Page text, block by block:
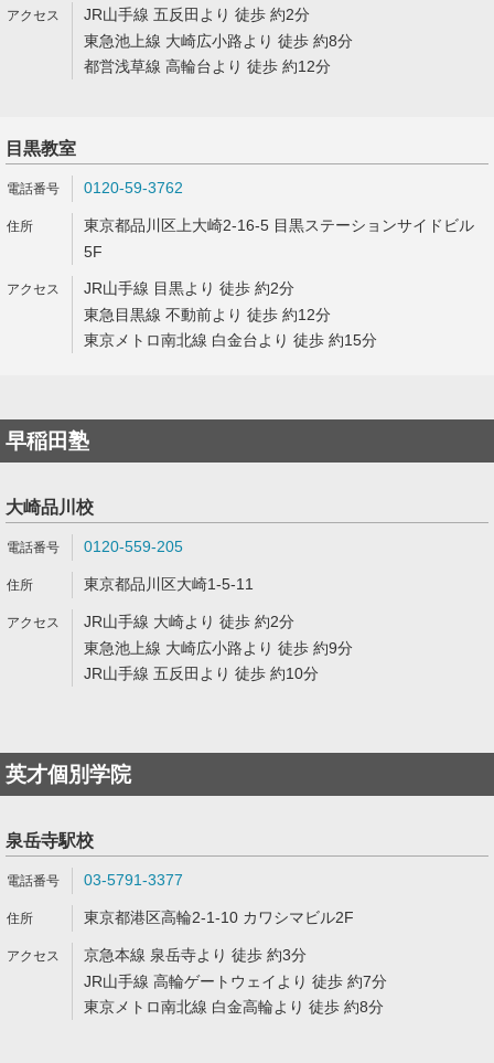
JR山手線 五反田より 徒歩 約2分
東急池上線 大崎広小路より 徒歩 約8分
都営浅草線 高輪台より 徒歩 約12分
目黒教室
0120-59-3762
東京都品川区上大崎2-16-5 目黒ステーションサイドビル
5F
JR山手線 目黒より 徒歩 約2分
東急目黒線 不動前より 徒歩 約12分
東京メトロ南北線 白金台より 徒歩 約15分
早稲田塾
大崎品川校
0120-559-205
東京都品川区大崎1-5-11
JR山手線 大崎より 徒歩 約2分
東急池上線 大崎広小路より 徒歩 約9分
JR山手線 五反田より 徒歩 約10分
英才個別学院
泉岳寺駅校
03-5791-3377
東京都港区高輪2-1-10 カワシマビル2F
京急本線 泉岳寺より 徒歩 約3分
JR山手線 高輪ゲートウェイより 徒歩 約7分
東京メトロ南北線 白金高輪より 徒歩 約8分